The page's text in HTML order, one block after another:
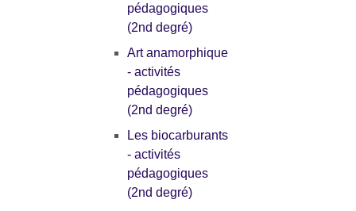
pédagogiques
(2nd degré)
Art anamorphique
- activités
pédagogiques
(2nd degré)
Les biocarburants
- activités
pédagogiques
(2nd degré)